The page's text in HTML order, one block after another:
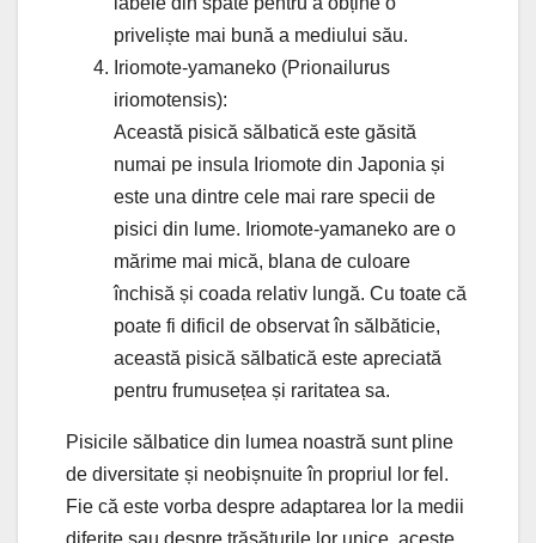
priveliște mai bună a mediului său.
Iriomote-yamaneko (Prionailurus
iriomotensis):
Această pisică sălbatică este găsită
numai pe insula Iriomote din Japonia și
este una dintre cele mai rare specii de
pisici din lume. Iriomote-yamaneko are o
mărime mai mică, blana de culoare
închisă și coada relativ lungă. Cu toate că
poate fi dificil de observat în sălbăticie,
această pisică sălbatică este apreciată
pentru frumusețea și raritatea sa.
Pisicile sălbatice din lumea noastră sunt pline
de diversitate și neobișnuite în propriul lor fel.
Fie că este vorba despre adaptarea lor la medii
diferite sau despre trăsăturile lor unice, aceste